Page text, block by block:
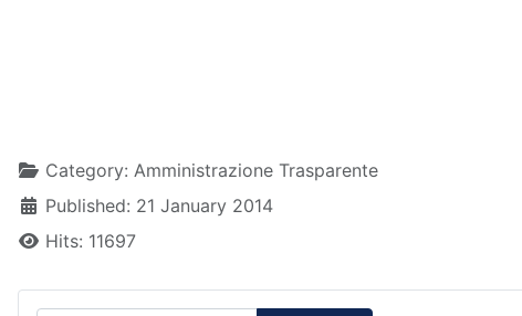
DetailsCategory: Amministrazione Trasparente
Published: 21 January 2014
Hits: 11697